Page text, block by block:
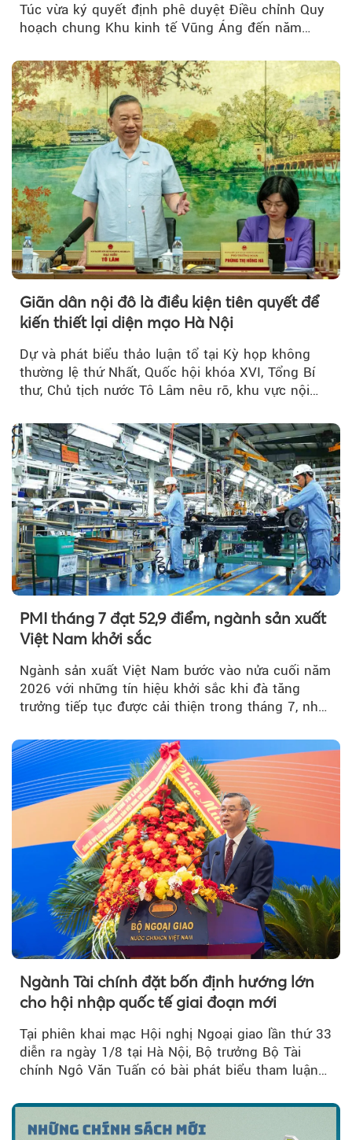
Túc vừa ký quyết định phê duyệt Điều chỉnh Quy
hoạch chung Khu kinh tế Vũng Áng đến năm
Giãn dân nội đô là điều kiện tiên quyết để
kiến thiết lại diện mạo Hà Nội
Dự và phát biểu thảo luận tổ tại Kỳ họp không
thường lệ thứ Nhất, Quốc hội khóa XVI, Tổng Bí
thư, Chủ tịch nước Tô Lâm nêu rõ, khu vực nội
PMI tháng 7 đạt 52,9 điểm, ngành sản xuất
Việt Nam khởi sắc
Ngành sản xuất Việt Nam bước vào nửa cuối năm
2026 với những tín hiệu khởi sắc khi đà tăng
trưởng tiếp tục được cải thiện trong tháng 7, nhờ
nhiệt và niềm tin kinh doanh dần phục hồi.
Ngành Tài chính đặt bốn định hướng lớn
cho hội nhập quốc tế giai đoạn mới
Tại phiên khai mạc Hội nghị Ngoại giao lần thứ 33
diễn ra ngày 1/8 tại Hà Nội, Bộ trưởng Bộ Tài
chính Ngô Văn Tuấn có bài phát biểu tham luận